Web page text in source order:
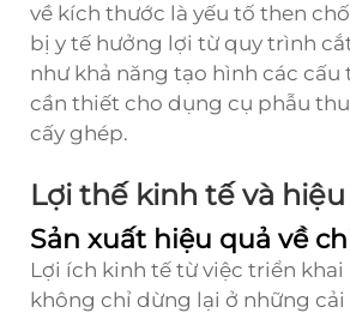
về kích thước là yếu tố then
bị y tế hưởng lợi từ quy trình
như khả năng tạo hình các
cần thiết cho dụng cụ phẫu
cấy ghép.
Lợi thế kinh tế và
Sản xuất hiệu quả về
Lợi ích kinh tế từ việc triển khai
không chỉ dừng lại ở những